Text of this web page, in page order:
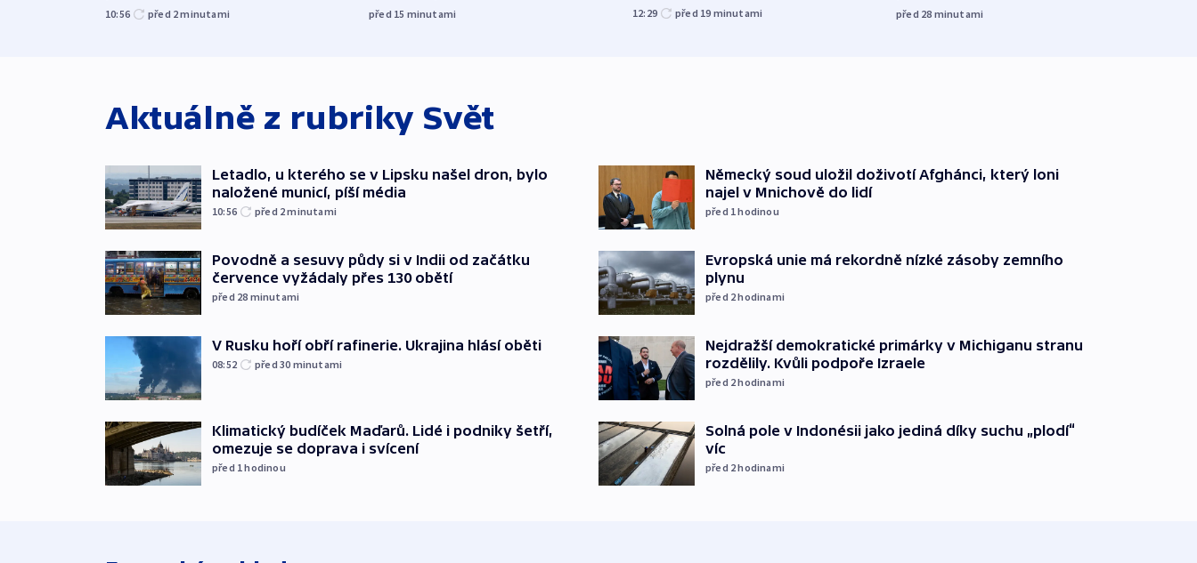
10:56 před 2minutami před 15 minutami 12:29 před 19 minutami před 28 minutami
Aktuálně z rubriky Svět
Letadlo, u kterého se v Lipsku našel dron, bylo
naložené municí, píší média
10:56 před 2minutami
Povodně a sesuvy půdy si v Indii od začátku
července vyžádaly přes 130 obětí
před 28 minutami
V Rusku hoří obří rafinerie. Ukrajina hlásí oběti
08:52 před 30 minutami
Klimatický budíček Maďarů. Lidé i podniky šetří,
omezuje se doprava i svícení
před 1hodinou
Německý soud uložil doživotí Afghánci, který loni
najel v Mnichově do lidí
před 1hodinou
Evropská unie má rekordně nízké zásoby zemního
plynu
před 2hodinami
Nejdražší demokratické primárky v Michiganu stranu
rozdělily. Kvůli podpoře Izraele
před 2hodinami
Solná pole v Indonésii jako jediná díky suchu „plodí“
víc
před 2hodinami